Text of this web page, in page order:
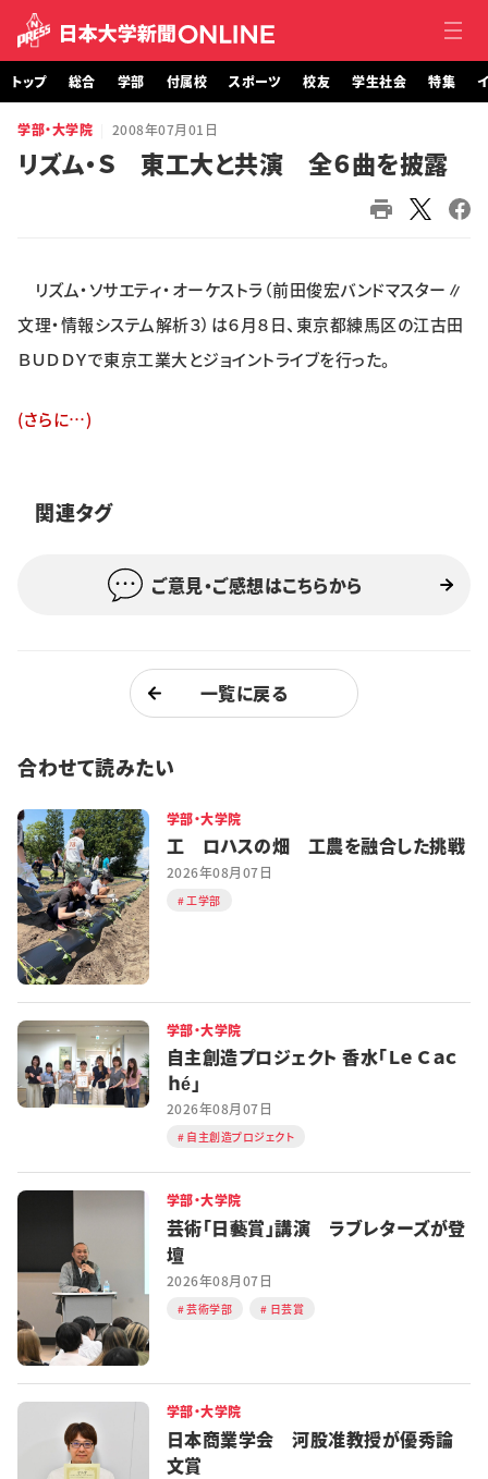
トップ
付属校
スポーツ
特集・企画
学生記者募集 お問い合わせ
トップ 総合 学部 付属校 スポーツ 校友 学生社会 特集
学部・大学院 2008年07月01日
リズム・Ｓ 東工大と共演 全６曲を披露
リズム・ソサエティ・オーケストラ（前田俊宏バンドマスター∥
文理・情報システム解析３）は６月８日、東京都練馬区の江古田
ＢＵＤＤＹで東京工業大とジョイントライブを行った。
(さらに…)
関連タグ
ご意見・ご感想はこちらから
一覧に戻る
合わせて読みたい
学部・大学院
工 ロハスの畑 工農を融合した挑戦
2026年08月07日
工学部
学部・大学院
自主創造プロジェクト 香水「Ｌｅ Ｃａｃ
ｈé」
2026年08月07日
自主創造プロジェクト
学部・大学院
芸術「日藝賞」講演 ラブレターズが登
壇
2026年08月07日
芸術学部 日芸賞
学部・大学院
日本商業学会 河股准教授が優秀論
文賞